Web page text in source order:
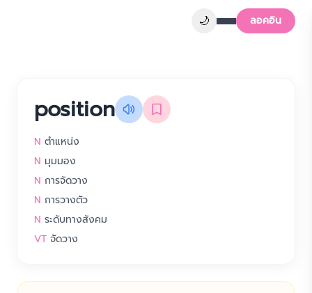
🌙 ลอคอิน
position
N ตำแหน่ง
N มุมมอง
N การจัดวาง
N การวางตัว
N ระดับทางสังคม
VT จัดวาง